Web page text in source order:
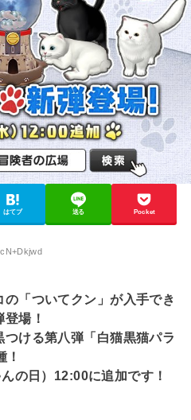
はてブ 送る Pocket
の「ついてクン」が入手でき
場！
ける第八弾「白猫黒猫パラ
！
の日）12:00に追加です！